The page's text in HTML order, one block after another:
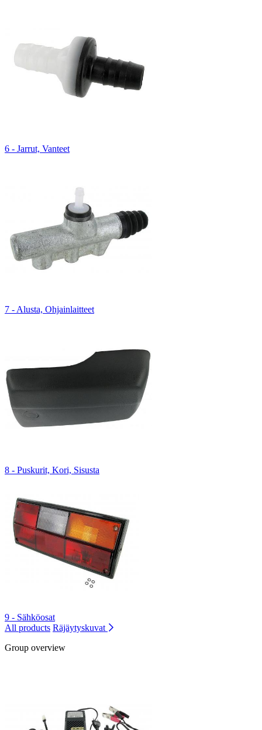
6 - Jarrut, Vanteet
7 - Alusta, Ohjainlaitteet
8 - Puskurit, Kori, Sisusta
9 - Sähköosat
All products Räjäytyskuvat
Group overview